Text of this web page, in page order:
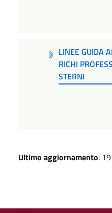
LINEE GUIDA
RICHI
STERNI
Ultimo aggiornamento: